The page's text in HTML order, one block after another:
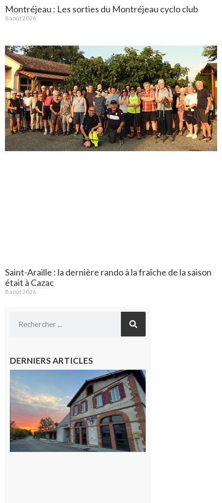
Montréjeau : Les sorties du Montréjeau cyclo club
8 août 2026
Saint-Araille : la dernière rando à la fraîche de la saison
était à Cazac
8 août 2026
DERNIERS ARTICLES